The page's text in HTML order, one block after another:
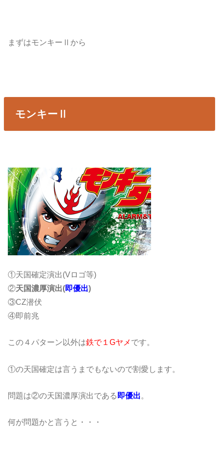
まずはモンキーⅡから
モンキーⅡ
①天国確定演出(Vロゴ等)
②天国濃厚演出(即優出)
③CZ潜伏
④即前兆
この４パターン以外は鉄で１Gヤメ です。
①の天国確定は言うまでもないので割愛します。
問題は②の天国濃厚演出である 即優出。
何が問題かと言うと・・・